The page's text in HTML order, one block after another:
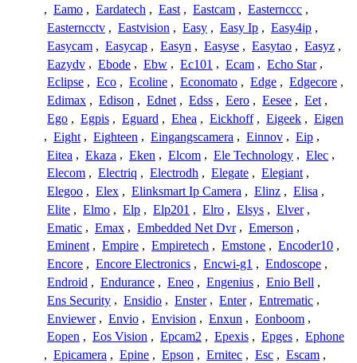
, Eamo , Eardatech , East , Eastcam , Easternccc ,
Easterncctv , Eastvision , Easy , Easy Ip , Easy4ip ,
Easycam , Easycap , Easyn , Easyse , Easytao , Easyz ,
Eazydv , Ebode , Ebw , Ec101 , Ecam , Echo Star ,
Eclipse , Eco , Ecoline , Economato , Edge , Edgecore ,
Edimax , Edison , Ednet , Edss , Eero , Eesee , Eet ,
Ego , Egpis , Eguard , Ehea , Eickhoff , Eigeek , Eigen
, Eight , Eighteen , Eingangscamera , Einnov , Eip ,
Eitea , Ekaza , Eken , Elcom , Ele Technology , Elec ,
Elecom , Electriq , Electrodh , Elegate , Elegiant ,
Elegoo , Elex , Elinksmart Ip Camera , Elinz , Elisa ,
Elite , Elmo , Elp , Elp201 , Elro , Elsys , Elver ,
Ematic , Emax , Embedded Net Dvr , Emerson ,
Eminent , Empire , Empiretech , Emstone , Encoder10 ,
Encore , Encore Electronics , Encwi-g1 , Endoscope ,
Endroid , Endurance , Eneo , Engenius , Enio Bell ,
Ens Security , Ensidio , Enster , Enter , Entrematic ,
Enviewer , Envio , Envision , Enxun , Eonboom ,
Eopen , Eos Vision , Epcam2 , Epexis , Epges , Ephone
, Epicamera , Epine , Epson , Ernitec , Esc , Escam ,